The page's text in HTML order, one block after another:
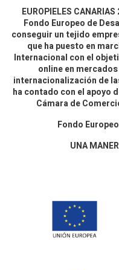
EUROPIELES
Fondo Europeo de
conseguir un tejido
que ha puesto en
Internacional con el
online en
internacionalización de
ha contado con el apoyo
Cámara de
Fondo
UNA